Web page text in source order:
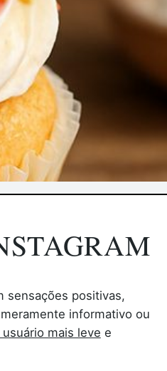
sensações positivas,
informativo ou
mais leve e